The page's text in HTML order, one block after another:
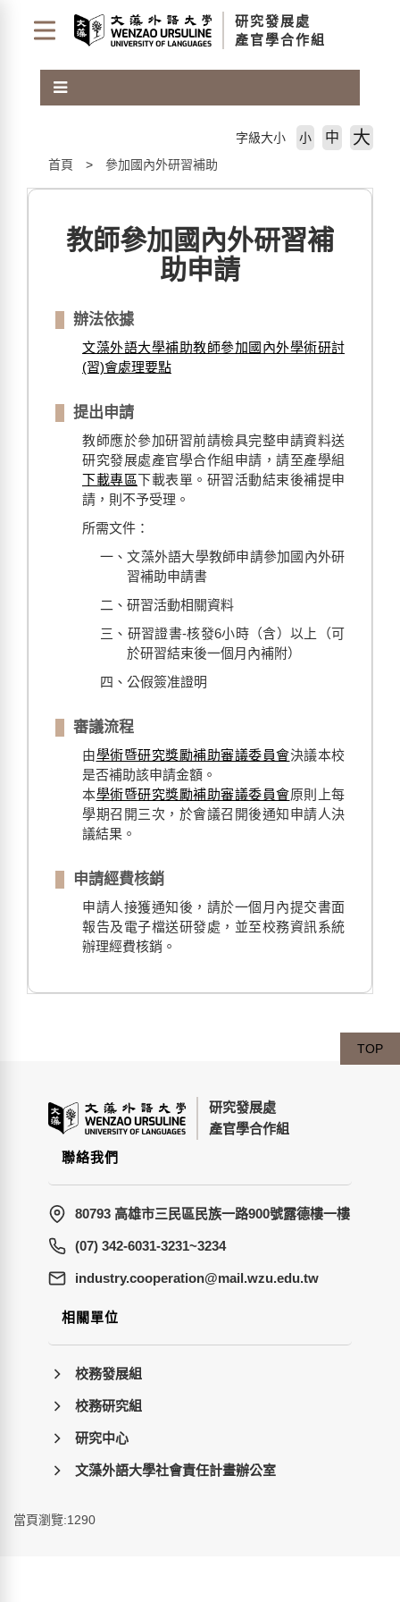
首頁
參加國內外研習補助
字級大小 小 中 大
教師參加國內外研習補
助申請
辦法依據
文藻外語大學補助教師參加國內外學術研討
(習)會處理要點
提出申請
教師應於參加研習前請檢具完整申請資料送
研究發展處產官學合作組申請，請至產學組
下載專區下載表單。研習活動結束後補提申
請，則不予受理。
所需文件：
一、文藻外語大學教師申請參加國內外研
習補助申請書
二、研習活動相關資料
三、研習證書-核發6小時（含）以上（可
於研習結束後一個月內補附）
四、公假簽准證明
審議流程
由學術暨研究獎勵補助審議委員會決議本校
是否補助該申請金額。
本學術暨研究獎勵補助審議委員會原則上每
學期召開三次，於會議召開後通知申請人決
議結果。
申請經費核銷
申請人接獲通知後，請於一個月內提交書面
報告及電子檔送研發處，並至校務資訊系統
辦理經費核銷。
研究發展處
產官學合作組
聯絡我們
80793 高雄市三民區民族一路900號露德樓一樓
(07) 342-6031-3231~3234
wt.ude.uzw.liam@noitarepooc.yrtsudni
相關單位
校務發展組
校務研究組
研究中心
文藻外語大學社會責任計畫辦公室
當頁瀏覽:1290
TOP
研究發展處
產官學合作組